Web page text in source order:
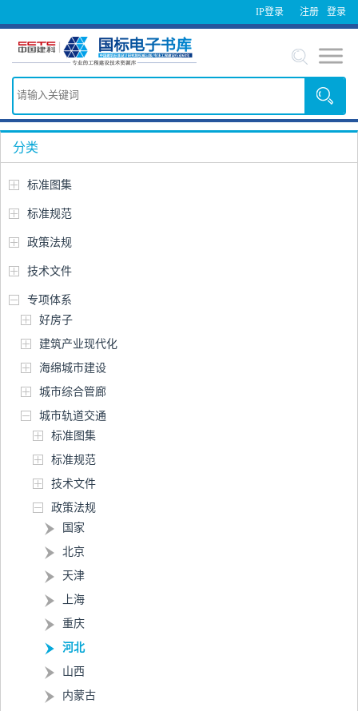
IP登录 登录
注册
分类
标准图集
标准规范
政策法规
技术文件
专项体系
好房子
建筑产业现代化
海绵城市建设
城市综合管廊
城市轨道交通
标准图集
标准规范
技术文件
政策法规
国家
北京
天津
上海
重庆
河北
山西
内蒙古